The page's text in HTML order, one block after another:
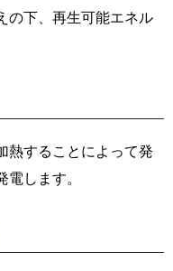
の下、再生可能エネル
熱することによって発
します。